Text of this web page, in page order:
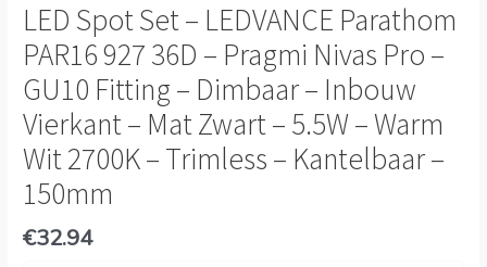
LED Spot Set – LEDVANCE Parathom
PAR16 927 36D – Pragmi Nivas Pro –
GU10 Fitting – Dimbaar – Inbouw
Vierkant – Mat Zwart – 5.5W – Warm
Wit 2700K – Trimless – Kantelbaar –
150mm
€32.94